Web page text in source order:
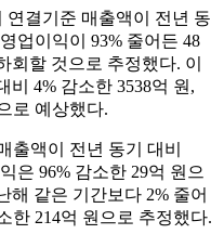
결기준 매출액이 전년 동
업이익이 93% 줄어든 48
회할 것으로 추정했다. 이
비 4% 감소한 3538억 원,
로 예상했다.
출액이 전년 동기 대비
은 96% 감소한 29억 원으
해 같은 기간보다 2% 줄어
한 214억 원으로 추정했다.